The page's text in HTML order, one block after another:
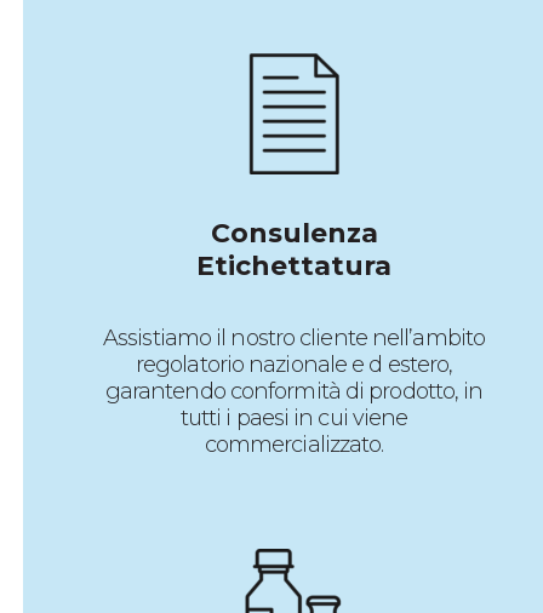
Consulenza
Etichettatura
Assistiamo il nostro cliente nell’ambito
regolatorio nazionale e d estero,
garantendo conformità di prodotto, in
tutti i paesi in cui viene
commercializzato.